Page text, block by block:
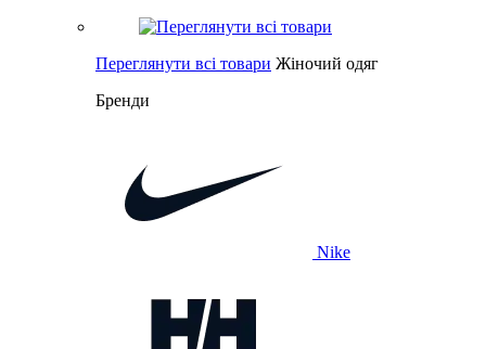
Переглянути всі товари Жіночий одяг
Бренди
Nike